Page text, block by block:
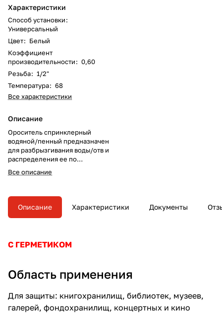
Характеристики
Способ установки:
Универсальный
Цвет: Белый
Коэффициент
производительности: 0,60
Резьба: 1/2"
Температура: 68
Все характеристики
Описание
Ороситель спринклерный
водяной/пенный предназначен
для разбрызгивания воды/отв и
распределения ее по
защищаемой площади с целью
тушения очагов пожара или их
создания водяных завес в
автоматических установках
пожаротушения.
Все описание
Описание Характеристики Документы
С ГЕРМЕТИКОМ
Область применения
Для защиты: книгохранилищ, библиотек, музеев,
галерей, фондохранилищ, концертных и кино